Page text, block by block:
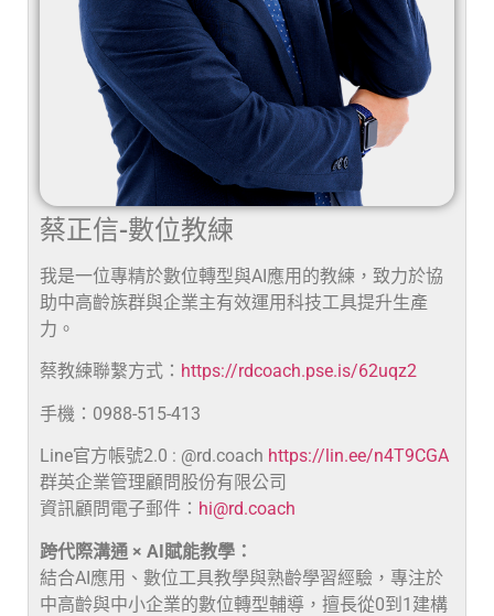
蔡正信-數位教練
我是一位專精於數位轉型與AI應用的教練，致力於協
助中高齡族群與企業主有效運用科技工具提升生產
力。
蔡教練聯繫方式： https://rdcoach.pse.is/62uqz2
手機：0988-515-413
Line官方帳號2.0 : @rd.coach https://lin.ee/n4T9CGA
群英企業管理顧問股份有限公司
資訊顧問電子郵件： hi@rd.coach
跨代際溝通 × AI賦能教學：
結合AI應用、數位工具教學與熟齡學習經驗，專注於
中高齡與中小企業的數位轉型輔導，擅長從0到1建構